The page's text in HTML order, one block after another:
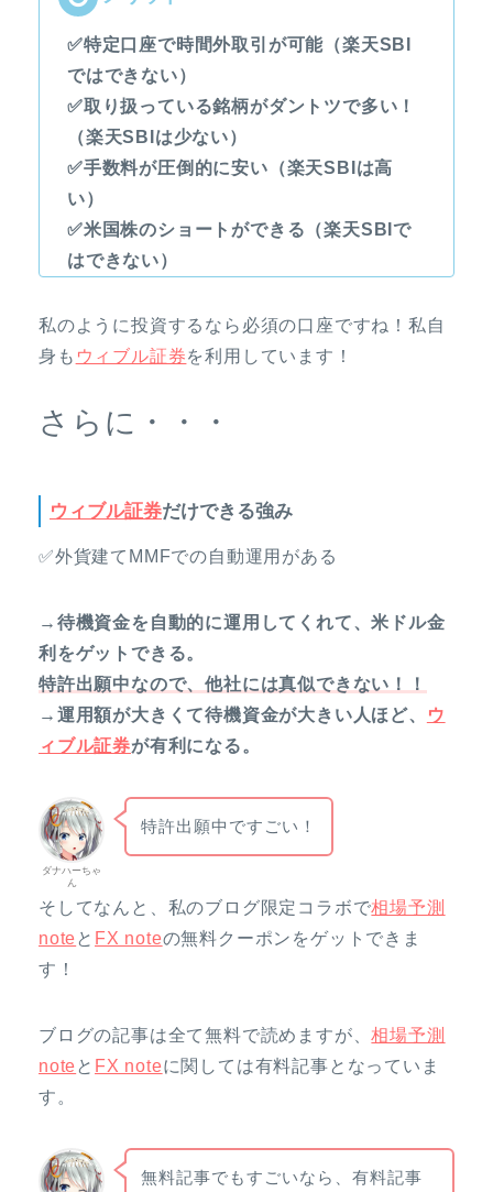
✅特定口座で時間外取引が可能（楽天SBI
ではできない）
✅取り扱っている銘柄がダントツで多い！
（楽天SBIは少ない）
✅手数料が圧倒的に安い（楽天SBIは高
い）
✅米国株のショートができる（楽天SBIで
はできない）
私のように投資するなら必須の口座ですね！私自
身も ウィブル証券を利用しています！
さらに・・・
ウィブル証券だけできる強み
✅外貨建てMMFでの自動運用がある
→待機資金を自動的に運用してくれて、米ドル金
利をゲットできる。
特許出願中なので、他社には真似できない！！
→運用額が大きくて待機資金が大きい人ほど、
ウ
ィブル証券が有利になる。
ダナハーちゃ
ん
特許出願中ですごい！
そしてなんと、私のブログ限定コラボで相場予測
note と FX noteの無料クーポンをゲットできま
す！
ブログの記事は全て無料で読めますが、相場予測
note と FX noteに関しては有料記事となっていま
す。
無料記事でもすごいなら、有料記事